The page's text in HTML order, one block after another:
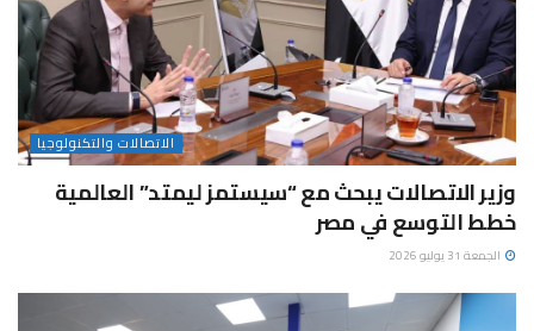
الاتصالات والتكنولوجيا
وزير الاتصالات يبحث مع “سيستمز ليمتد” العالمية
خطط التوسع في مصر
الجمعة 31 يوليو 2026